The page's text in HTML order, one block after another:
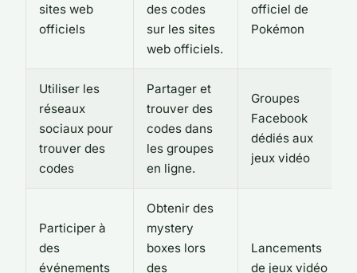
sites web
officiels
des codes
sur les sites
web officiels.
officiel de
Pokémon
Utiliser les
réseaux
sociaux pour
trouver des
codes
Partager et
trouver des
codes dans
les groupes
en ligne.
Groupes
Facebook
dédiés aux
jeux vidéo
Participer à
des
événements
Obtenir des
mystery
boxes lors
des
Lancements
de jeux vidéo